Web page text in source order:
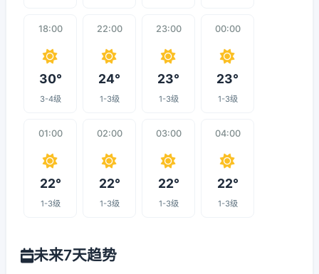
18:00
30°
3-4级
22:00
24°
1-3级
23:00
23°
1-3级
00:00
23°
1-3级
01:00
22°
1-3级
02:00
22°
1-3级
03:00
22°
1-3级
04:00
22°
1-3级
未来7天趋势